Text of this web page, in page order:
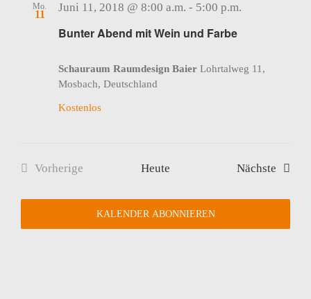
Mo.
11
Bunter Abend mit Wein und Farbe
Juni 11, 2018 @ 8:00 a.m. - 5:00 p.m.
Schauraum Raumdesign Baier Lohrtalweg 11,
Mosbach, Deutschland
Kostenlos
Vorherige
Heute Nächste
KALENDER ABONNIEREN